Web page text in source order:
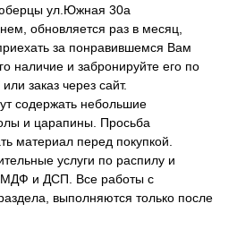
ул.Южная 30а
обновляется раз в месяц,
за понравившемся Вам
наличие и забронируйте его по
заказ через сайт.
содержать небольшие
и царапины. Просьба
материал перед покупкой.
услуги по распилу и
и ДСП. Все работы с
выполняются только после